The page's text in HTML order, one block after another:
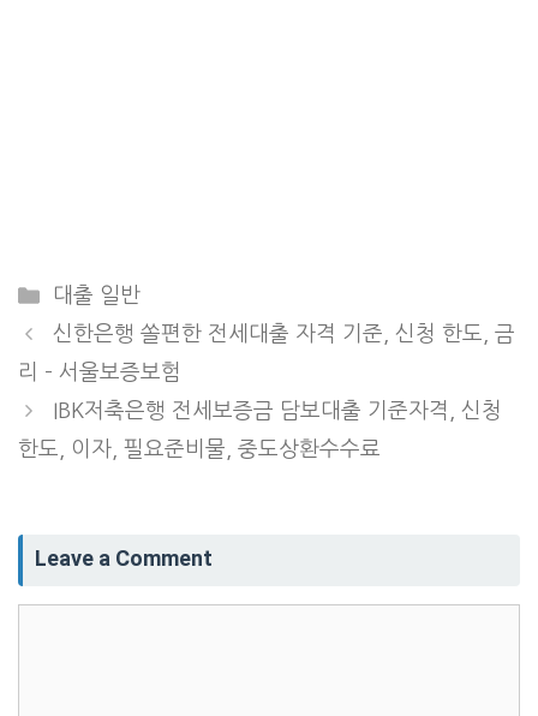
Categories
대출 일반
신한은행 쏠편한 전세대출 자격 기준, 신청 한도, 금
리 – 서울보증보험
IBK저축은행 전세보증금 담보대출 기준자격, 신청
한도, 이자, 필요준비물, 중도상환수수료
Leave a Comment